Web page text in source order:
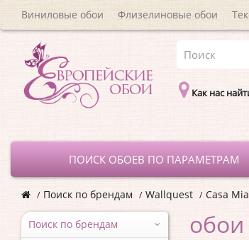
Виниловые обои Флизелиновые обои
Как нас
ПОИСК ОБОЕВ ПО ПАРАМЕТРАМ
Поиск по брендам Wallquest Casa
Поиск по брендам
обои